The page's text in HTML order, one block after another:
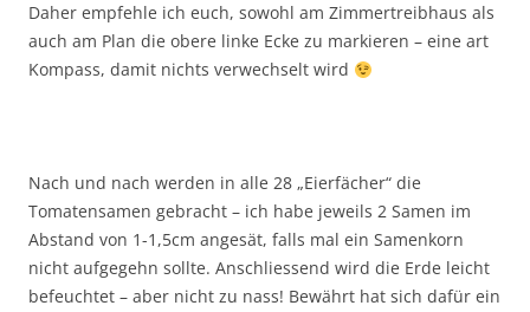
Daher empfehle ich euch, sowohl am Zimmertreibhaus als
auch am Plan die obere linke Ecke zu markieren – eine art
Kompass, damit nichts verwechselt wird
Nach und nach werden in alle 28 „Eierfächer“ die
Tomatensamen gebracht – ich habe jeweils 2 Samen im
Abstand von 1-1,5cm angesät, falls mal ein Samenkorn
nicht aufgegehn sollte. Anschliessend wird die Erde leicht
befeuchtet – aber nicht zu nass! Bewährt hat sich dafür ein